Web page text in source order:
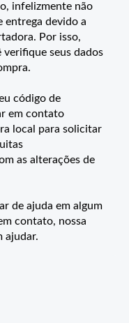
infelizmente não
entrega devido a
Por isso,
verifique seus dados
código de
em contato
local para solicitar
as alterações de
de ajuda em algum
contato, nossa
ajudar.